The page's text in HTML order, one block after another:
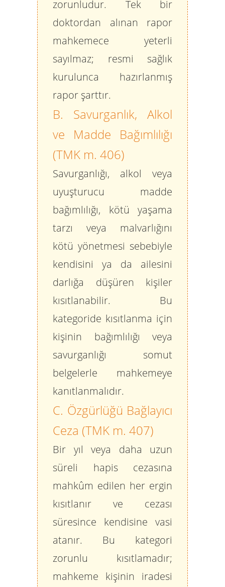
zorunludur. Tek bir
doktordan alınan rapor
mahkemece yeterli
sayılmaz; resmi sağlık
kurulunca hazırlanmış
rapor şarttır.
B. Savurganlık, Alkol
ve Madde Bağımlılığı
(TMK m. 406)
Savurganlığı, alkol veya
uyuşturucu madde
bağımlılığı, kötü yaşama
tarzı veya malvarlığını
kötü yönetmesi sebebiyle
kendisini ya da ailesini
darlığa düşüren kişiler
kısıtlanabilir. Bu
kategoride kısıtlanma için
kişinin bağımlılığı veya
savurganlığı somut
belgelerle mahkemeye
kanıtlanmalıdır.
C. Özgürlüğü Bağlayıcı
Ceza (TMK m. 407)
Bir yıl veya daha uzun
süreli hapis cezasına
mahkûm edilen her ergin
kısıtlanır ve cezası
süresince kendisine vasi
atanır. Bu kategori
zorunlu kısıtlamadır;
mahkeme kişinin iradesi